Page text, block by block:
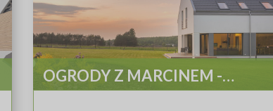
OGRODY Z MARCINEM -